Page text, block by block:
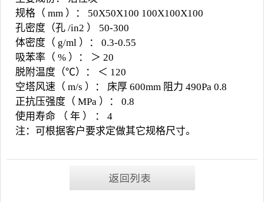
规格（ mm ）： 50X50X100 100X100X100
孔密度（孔 /in2 ） 50-300
体密度（ g/ml ）： 0.3-0.55
吸苯率（ % ）： ＞ 20
脱附温度（℃）： ＜ 120
空塔风速（ m/s ）： 床厚 600mm 阻力 490Pa 0.8
正抗压强度（ MPa ）： 0.8
使用寿命 （ 年 ） ： 4
注：可根据客户要求定做其它规格尺寸。